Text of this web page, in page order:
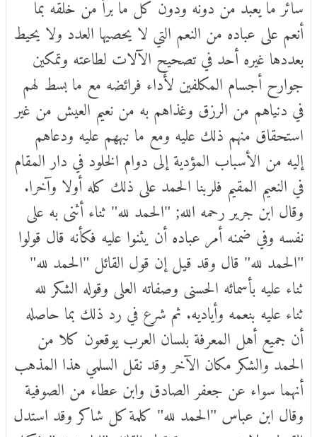
أنعم على عباده من النعم التي لا يحصيها العدد ولا يحيط
بعددها غيره أحد في تصحيح الآلات لطاعته وتمكين
جوارح أجسام المكلفين لأداء فرائضه مع ما بسط لهم
في دنياهم من الرزق وغذاهم به من نعيم العيش من غير
استحقاق منهم ذلك عليه ومع ما نبههم عليه ودعاهم
إليه من الأسباب المؤدية إلى دوام الخلود في دار المقام
في النعيم المقيم فلربنا الحمد على ذلك كله أولا وآخرا.
وقال ابن جرير رحمه الله; "الحمد لله" ثناء أثنى به على
نفسه وفي ضمنه أمر عباده أن يثنوا عليه فكأنه قال قولوا
"الحمد لله" قال وقد قيل إن قول القائل "الحمد لله"
ثناء عليه بأسمائه الحسنى وصفاته العلى وقوله الشكر لله
ثناء عليه بنعمه وأياديه. ثم شرع في رد ذلك بما حاصله
أن جميع أهل المعرفة بلسان العرب يوقعون كلا من
الحمد والشكر مكان الآخر وقد نقل السلمي هذا المذهب
أنهما سواء عن جعفر الصادق وابن عطاء من الصوفية
وقال ابن عباس "الحمد لله" كلمة كل شاكر وقد استدل